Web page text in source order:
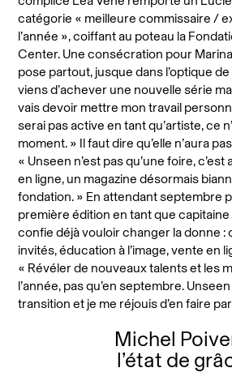
catégorie « meilleure commissaire /
l’année », coiffant au poteau la
Center. Une consécration pour
pose partout, jusque dans l’optique
viens d’achever une nouvelle série
vais devoir mettre mon travail
serai pas active en tant qu’artiste, ce
moment. » Il faut dire qu’elle n’aura
« Unseen n’est pas qu’une foire,
en ligne, un magazine désormais
fondation. » En attendant septembre
première édition en tant que capitaine
confie déjà vouloir changer la donne :
invités, éducation à l’image, vente
« Révéler de nouveaux talents et les
l’année, pas qu’en septembre.
transition et je me réjouis d’en faire
Michel
l’état de